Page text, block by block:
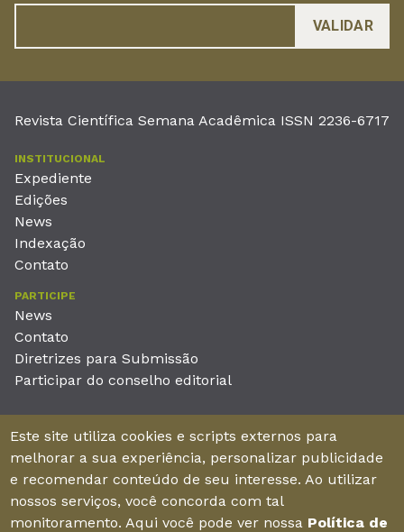
Revista Científica Semana Acadêmica ISSN 2236-6717
INSTITUCIONAL
Expediente
Edições
News
Indexação
Contato
PARTICIPE
News
Contato
Diretrizes para Submissão
Participar do conselho editorial
Unieducar Inteligência Educacional Ltda
CNPJ: 05.569.970/0001-26
Av. Desembargador Moreira, No. 2001 – 11º andar - Bairro
Aldeota
Fortaleza – Ceará - Brasil - CEP 60170-001
Este site utiliza cookies e scripts externos para
melhorar a sua experiência, personalizar publicidade
e recomendar conteúdo de seu interesse. Ao utilizar
nossos serviços, você concorda com tal
monitoramento. Aqui você pode ver nossa Política de